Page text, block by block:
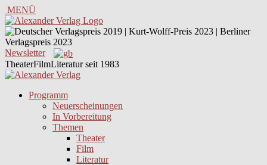
MENÜ
Newsletter
TheaterFilmLiteratur seit 1983
Programm
Neuerscheinungen
In Vorbereitung
Themen
Theater
Film
Literatur